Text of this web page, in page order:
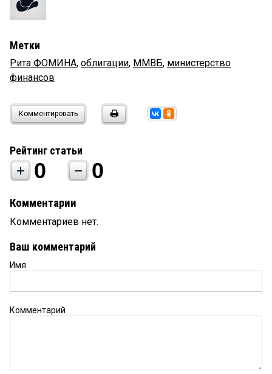
Метки
Рита ФОМИНА, облигации, ММВБ, министерство
финансов
Комментировать
Рейтинг статьи
0 0
Комментарии
Комментариев нет.
Ваш комментарий
Имя
Комментарий